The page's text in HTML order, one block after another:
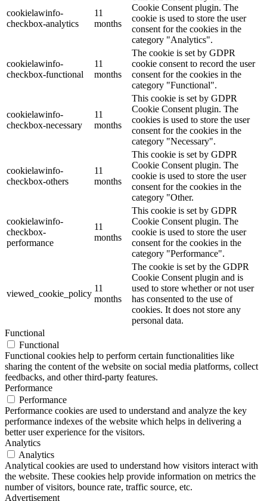
cookielawinfo-
checkbox-analytics
11
months
Cookie Consent plugin. The
cookie is used to store the user
consent for the cookies in the
category "Analytics".
cookielawinfo-
checkbox-functional
11
months
The cookie is set by GDPR
cookie consent to record the user
consent for the cookies in the
category "Functional".
cookielawinfo-
checkbox-necessary
11
months
This cookie is set by GDPR
Cookie Consent plugin. The
cookies is used to store the user
consent for the cookies in the
category "Necessary".
cookielawinfo-
checkbox-others
11
months
This cookie is set by GDPR
Cookie Consent plugin. The
cookie is used to store the user
consent for the cookies in the
category "Other.
cookielawinfo-
checkbox-
performance
11
months
This cookie is set by GDPR
Cookie Consent plugin. The
cookie is used to store the user
consent for the cookies in the
category "Performance".
viewed_cookie_policy
11
months
The cookie is set by the GDPR
Cookie Consent plugin and is
used to store whether or not user
has consented to the use of
cookies. It does not store any
personal data.
Functional
Functional
Functional cookies help to perform certain functionalities like
sharing the content of the website on social media platforms, collect
feedbacks, and other third-party features.
Performance
Performance
Performance cookies are used to understand and analyze the key
performance indexes of the website which helps in delivering a
better user experience for the visitors.
Analytics
Analytics
Analytical cookies are used to understand how visitors interact with
the website. These cookies help provide information on metrics the
number of visitors, bounce rate, traffic source, etc.
Advertisement